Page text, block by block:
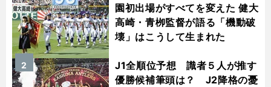
園初出場がすべてを変えた 健大
高崎・青栁監督が語る「機動破
壊」はこうして生まれた
J1全順位予想 識者５人が推す
優勝候補筆頭は？ J2降格の憂
2